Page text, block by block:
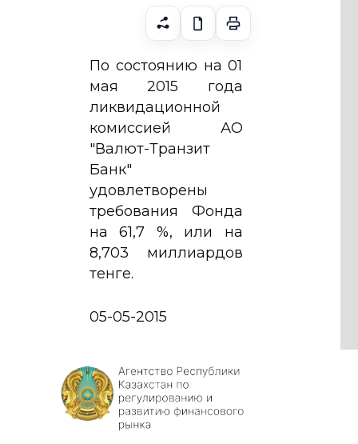
По состоянию на 01
мая 2015 года
ликвидационной
комиссией АО
"Валют-Транзит
Банк"
удовлетворены
требования Фонда
на 61,7 %, или на
8,703 миллиардов
тенге.
05-05-2015